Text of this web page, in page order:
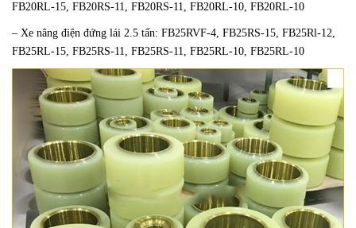
FB20RL-15, FB20RS-11, FB20RS-11, FB20RL-10, FB20RL-10
– Xe nâng điện đứng lái 2.5 tấn: FB25RVF-4, FB25RS-15, FB25Rl-12,
FB25RL-15, FB25RS-11, FB25RS-11, FB25RL-10, FB25RL-10